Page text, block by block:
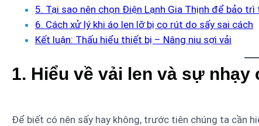
5. Tại sao nên chọn Điện Lạnh Gia Thịnh để bảo
6. Cách xử lý khi áo len lỡ bị co rút do sấy sai cách
Kết luận: Thấu hiểu thiết bị – Nâng niu sợi vải
1. Hiểu về vải len và sự
Để biết có nên sấy hay không, trước tiên chúng ta cần